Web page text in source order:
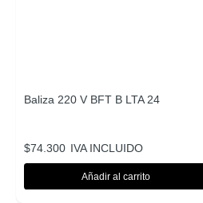
Baliza 220 V BFT B LTA 24
$74.300 IVA INCLUIDO
Añadir al carrito